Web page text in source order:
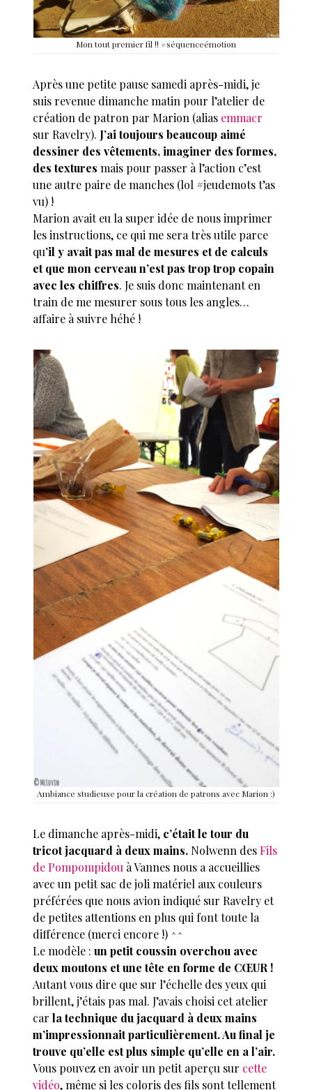
Mon tout premier fil !! #séquenceémotion
Après une petite pause samedi après-midi, je
suis revenue dimanche matin pour l’atelier de
création de patron par Marion (alias emmacr
sur Ravelry). J’ai toujours beaucoup aimé
dessiner des vêtements, imaginer des formes,
des textures mais pour passer à l’action c’est
une autre paire de manches (lol #jeudemots t’as
vu) !
Marion avait eu la super idée de nous imprimer
les instructions, ce qui me sera très utile parce
qu’il y avait pas mal de mesures et de calculs
et que mon cerveau n’est pas trop trop copain
avec les chiffres. Je suis donc maintenant en
train de me mesurer sous tous les angles…
affaire à suivre héhé !
Ambiance studieuse pour la création de patrons avec Marion :)
Le dimanche après-midi, c’était le tour du
tricot jacquard à deux mains. Nolwenn desFils
de Pompompidou à Vannes nous a accueillies
avec un petit sac de joli matériel aux couleurs
préférées que nous avion indiqué sur Ravelry et
de petites attentions en plus qui font toute la
différence (merci encore !) ^^
Le modèle :un petit coussin overchou avec
deux moutons et une tête en forme de CŒUR !
Autant vous dire que sur l’échelle des yeux qui
brillent, j’étais pas mal. J’avais choisi cet atelier
carla technique du jacquard à deux mains
m’impressionnait particulièrement. Au final je
trouve qu’elle est plus simple qu’elle en a l’air.
Vous pouvez en avoir un petit aperçu sur cette
vidéo, même si les coloris des fils sont tellement